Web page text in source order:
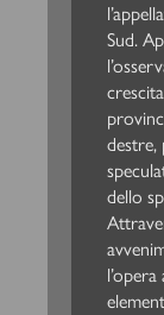
Sud.
destre,
dello